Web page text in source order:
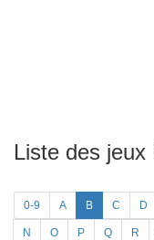
Liste des jeux
0-9 A B C D
N O P Q R